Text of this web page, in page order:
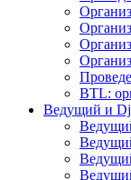
BTL:
Ведущий и Dj